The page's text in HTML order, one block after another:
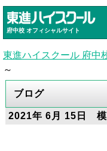
府中校 オフィシャルサイト
東進ハイスクール 府中
～
ブログ
2021年 6月 15日 模